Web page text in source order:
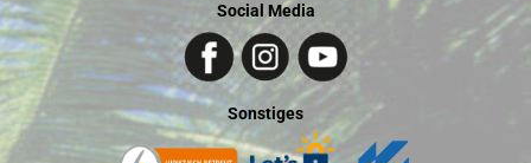
Social Media
Sonstiges